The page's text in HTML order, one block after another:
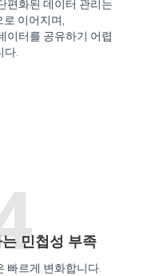
편화된 데이터 관리는
이어지며,
이터를 공유하기 어렵
다.
민첩성 부족
빠르게 변화합니다.